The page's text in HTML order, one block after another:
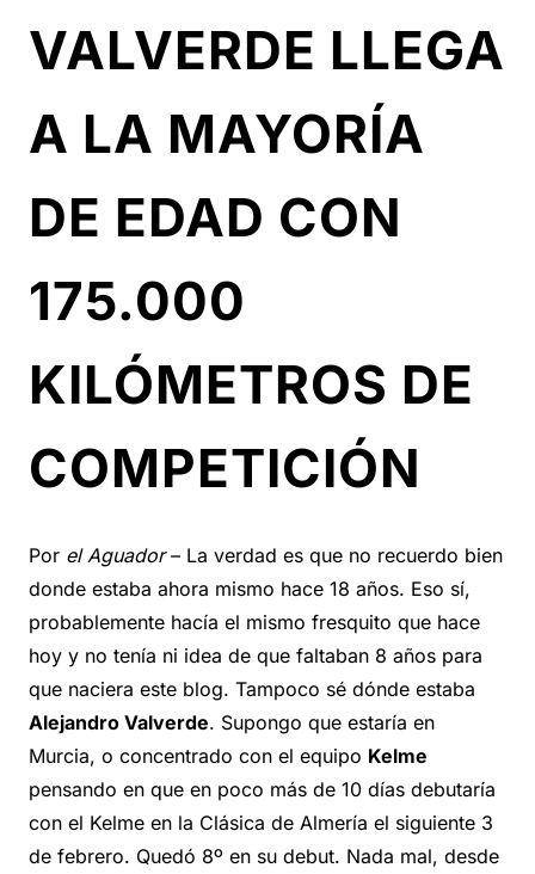
VALVERDE LLEGA
A LA MAYORÍA
DE EDAD CON
175.000
KILÓMETROS DE
COMPETICIÓN
Por el Aguador– La verdad es que no recuerdo bien
donde estaba ahora mismo hace 18 años. Eso sí,
probablemente hacía el mismo fresquito que hace
hoy y no tenía ni idea de que faltaban 8 años para
que naciera este blog. Tampoco sé dónde estaba
Alejandro Valverde. Supongo que estaría en
Murcia, o concentrado con el equipo Kelme
pensando en que en poco más de 10 días debutaría
con el Kelme en la Clásica de Almería el siguiente 3
de febrero. Quedó 8º en su debut. Nada mal, desde